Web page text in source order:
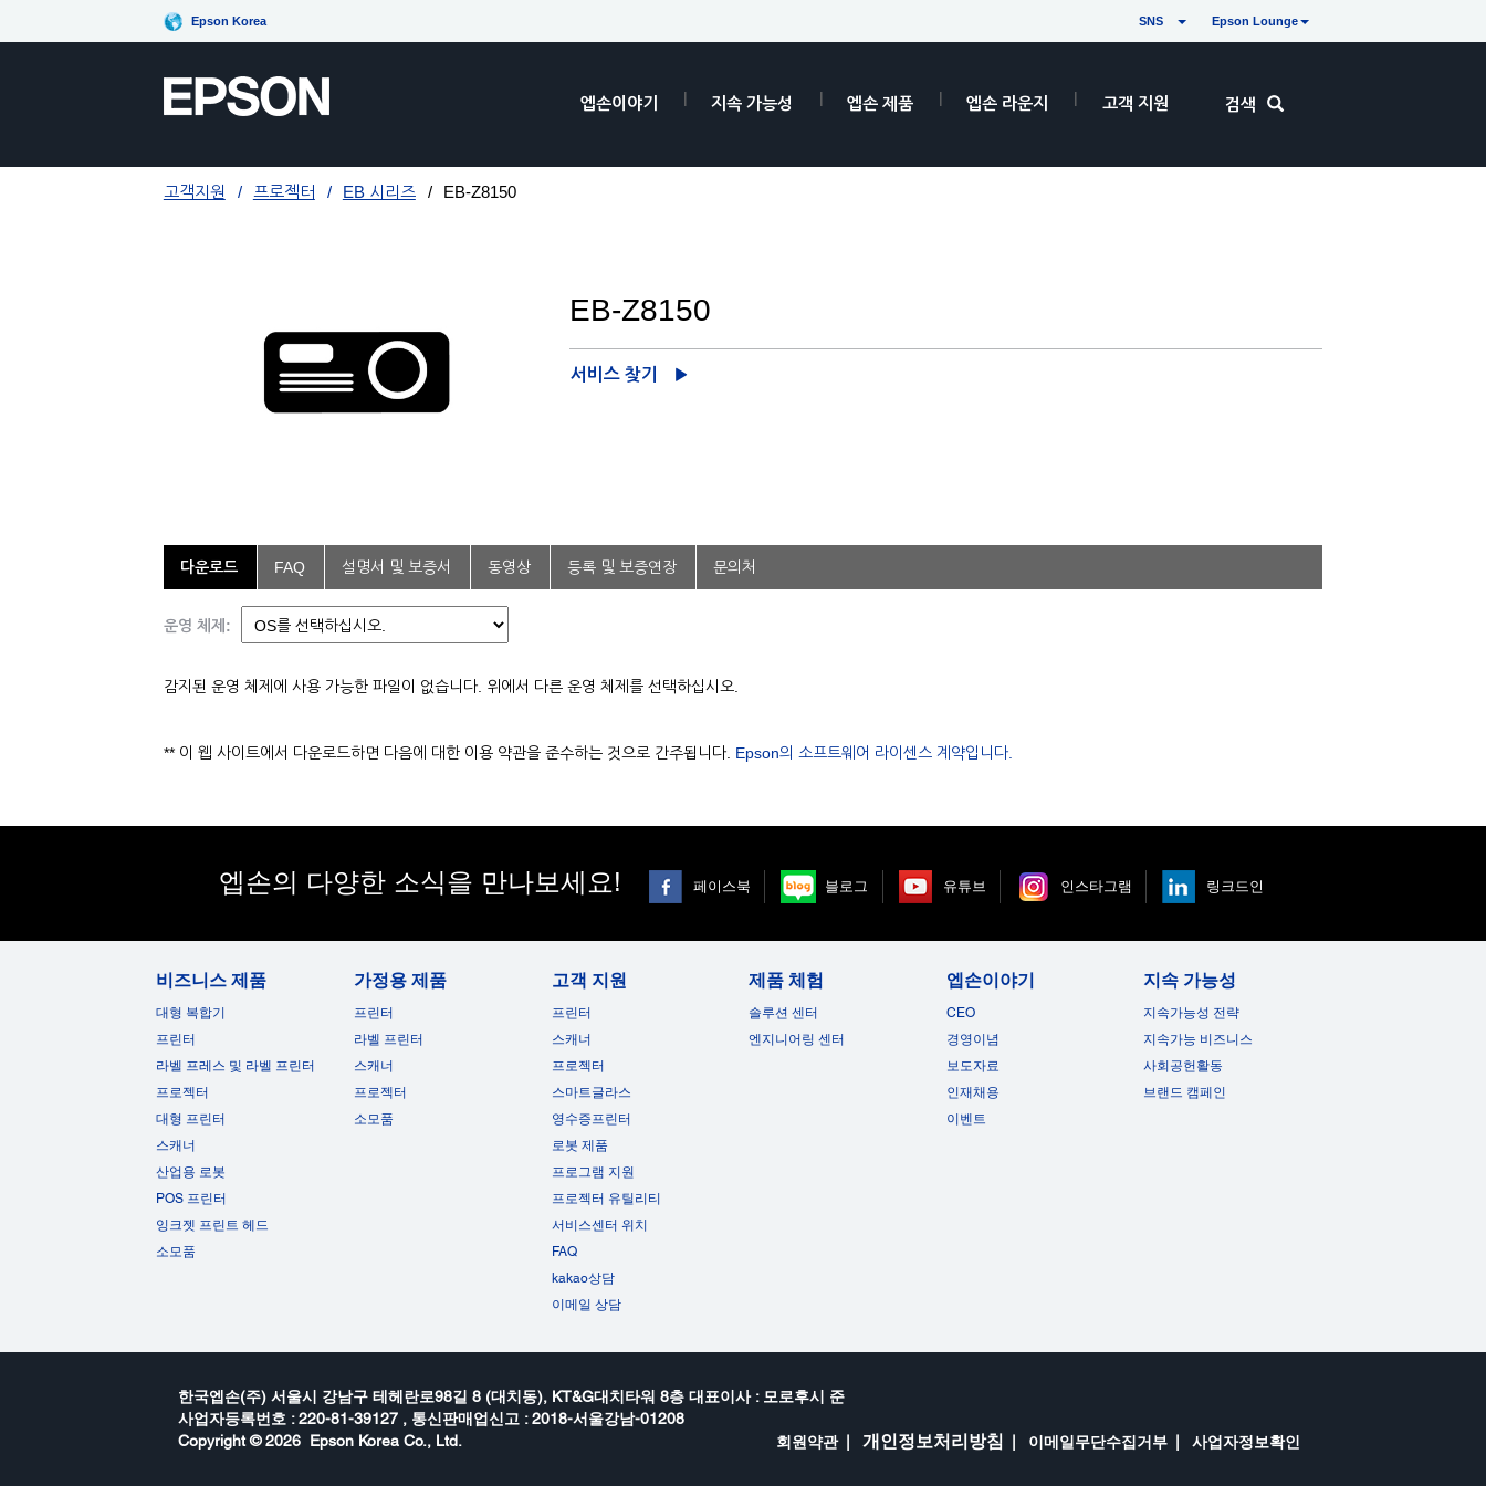
Epson Korea SNS Epson Lounge
엡손이야기 지속 가능성 엡손 제품 엡손 라운지 고객 지원 검색
고객지원 프로젝터 EB 시리즈 EB-Z8150
EB-Z8150
서비스 찾기
다운로드 FAQ 설명서 및 보증서 동영상 등록 및 보증연장 문의처
운영 체제:
감지된 운영 체제에 사용 가능한 파일이 없습니다. 위에서 다른 운영 체제를 선택하십시오.
** 이 웹 사이트에서 다운로드하면 다음에 대한 이용 약관을 준수하는 것으로 간주됩니다. Epson의 소프트웨어 라이센스 계약입니다.
엡손의 다양한 소식을 만나보세요! 페이스북 블로그 유튜브 인스타그램 링크드인
비즈니스 제품
대형 복합기
프린터
라벨 프레스 및 라벨 프린터
프로젝터
대형 프린터
스캐너
산업용 로봇
POS 프린터
잉크젯 프린트 헤드
소모품
가정용 제품
프린터
라벨 프린터
스캐너
프로젝터
소모품
고객 지원
프린터
스캐너
프로젝터
스마트글라스
영수증프린터
로봇 제품
프로그램 지원
프로젝터 유틸리티
서비스센터 위치
FAQ
kakao상담
이메일 상담
제품 체험
솔루션 센터
엔지니어링 센터
엡손이야기
CEO
경영이념
보도자료
인재채용
이벤트
지속 가능성
지속가능성 전략
지속가능 비즈니스
사회공헌활동
브랜드 캠페인
한국엡손(주) 서울시 강남구 테헤란로98길 8 (대치동), KT&G대치타워 8층 대표이사 : 모로후시 준
사업자등록번호 : 220-81-39127 , 통신판매업신고 : 2018-서울강남-01208
Copyright ©2026 Epson Korea Co., Ltd. 회원약관 개인정보처리방침 이메일무단수집거부 사업자정보확인